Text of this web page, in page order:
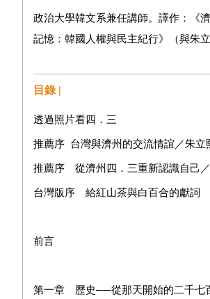
政治大學韓文系兼任講師。譯作：《
記憶：韓國人權與民主紀行》（與朱
目錄 |
透過照片看四．三
推薦序 台灣與濟州的交流情誼／朱立
推薦序 從濟州四．三重新認識自己
台灣版序 給紅山茶與白百合的獻詞
前言
第一章 歷史──從那天開始的二千七